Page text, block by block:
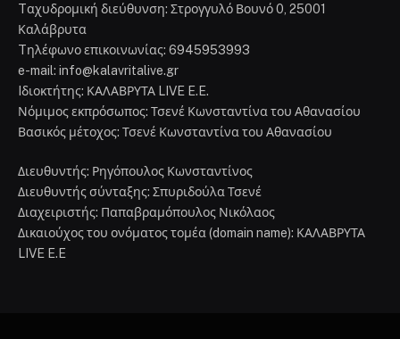
Tαχυδρομική διεύθυνση: Στρογγυλό Βουνό 0, 25001
Καλάβρυτα
Tηλέφωνο επικοινωνίας: 6945953993
e-mail: info@kalavritalive.gr
Iδιοκτήτης: ΚΑΛΑΒΡΥΤΑ LIVE E.E.
Νόμιμος εκπρόσωπος: Τσενέ Κωνσταντίνα του Αθανασίου
Βασικός μέτοχος: Τσενέ Κωνσταντίνα του Αθανασίου
Διευθυντής: Ρηγόπουλος Κωνσταντίνος
Διευθυντής σύνταξης: Σπυριδούλα Τσενέ
Διαχειριστής: Παπαβραμόπουλος Νικόλαος
Δικαιούχος του ονόματος τομέα (domain name): ΚΑΛΑΒΡΥΤΑ
LIVE E.E